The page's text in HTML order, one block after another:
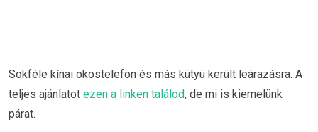
Sokféle kínai okostelefon és más kütyü került leárazásra. A
teljes ajánlatot ezen a linken találod, de mi is kiemelünk
párat.